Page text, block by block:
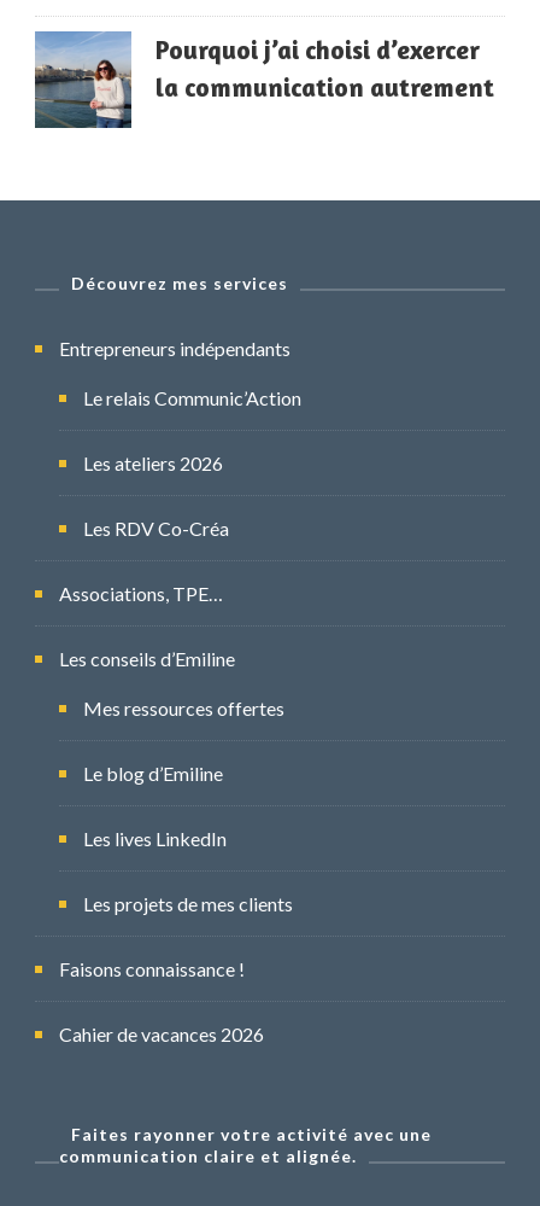
Pourquoi j’ai choisi d’exercer
la communication autrement
Découvrez mes services
Entrepreneurs indépendants
Le relais Communic’Action
Les ateliers 2026
Les RDV Co-Créa
Associations, TPE…
Les conseils d’Emiline
Mes ressources offertes
Le blog d’Emiline
Les lives LinkedIn
Les projets de mes clients
Faisons connaissance !
Cahier de vacances 2026
Faites rayonner votre activité avec une
communication claire et alignée.